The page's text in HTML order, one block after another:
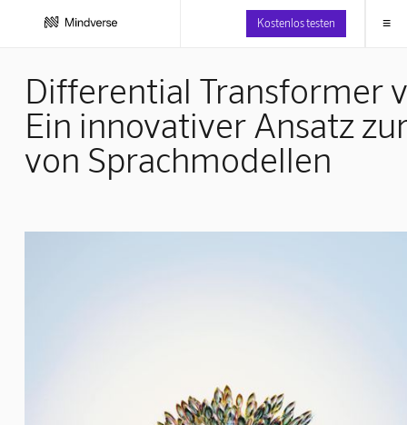
Kostenlos testen ≡
Differential Transformer
Ein innovativer Ansatz
von Sprachmodellen